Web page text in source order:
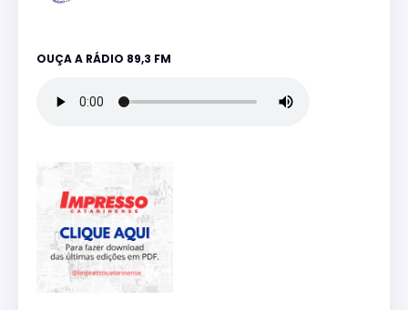
OUÇA A RÁDIO 89,3 FM